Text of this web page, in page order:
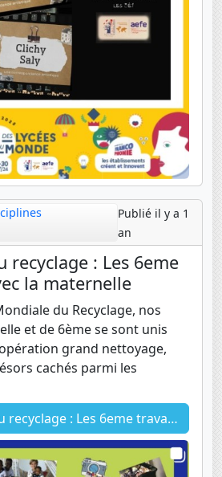
Publié il y a 1
an
recyclage : Les 6eme
la maternelle
du Recyclage, nos
et de 6ème se sont unis
grand nettoyage,
cachés parmi les
: Les 6eme travaillent avec la maternelle